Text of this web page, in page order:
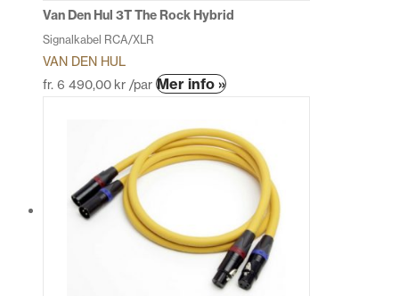
produktsidan
Van Den Hul 3T The Rock Hybrid
Signalkabel RCA/XLR
VAN DEN HUL
fr. 6 490,00 kr /par Mer info »Den
har
flera
varianter.
olika
alternativen
kan
väljas